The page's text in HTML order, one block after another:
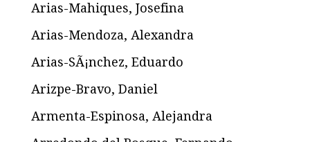
Arias-Mahiques, Josefina
Arias-Mendoza, Alexandra
Arias-SÃ¡nchez, Eduardo
Arizpe-Bravo, Daniel
Armenta-Espinosa, Alejandra